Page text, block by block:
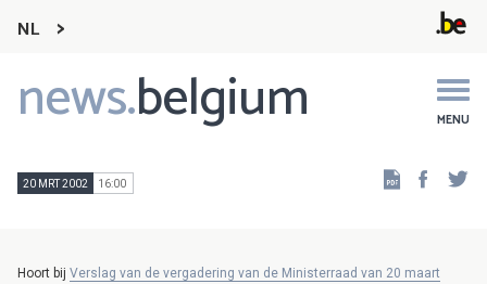
NL
news.belgium MENU
Main
navigation
20 MRT 2002 16:00
Hoort bij Verslag van de vergadering van de Ministerraad van 20 maart